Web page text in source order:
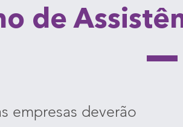
de
empresas deverão